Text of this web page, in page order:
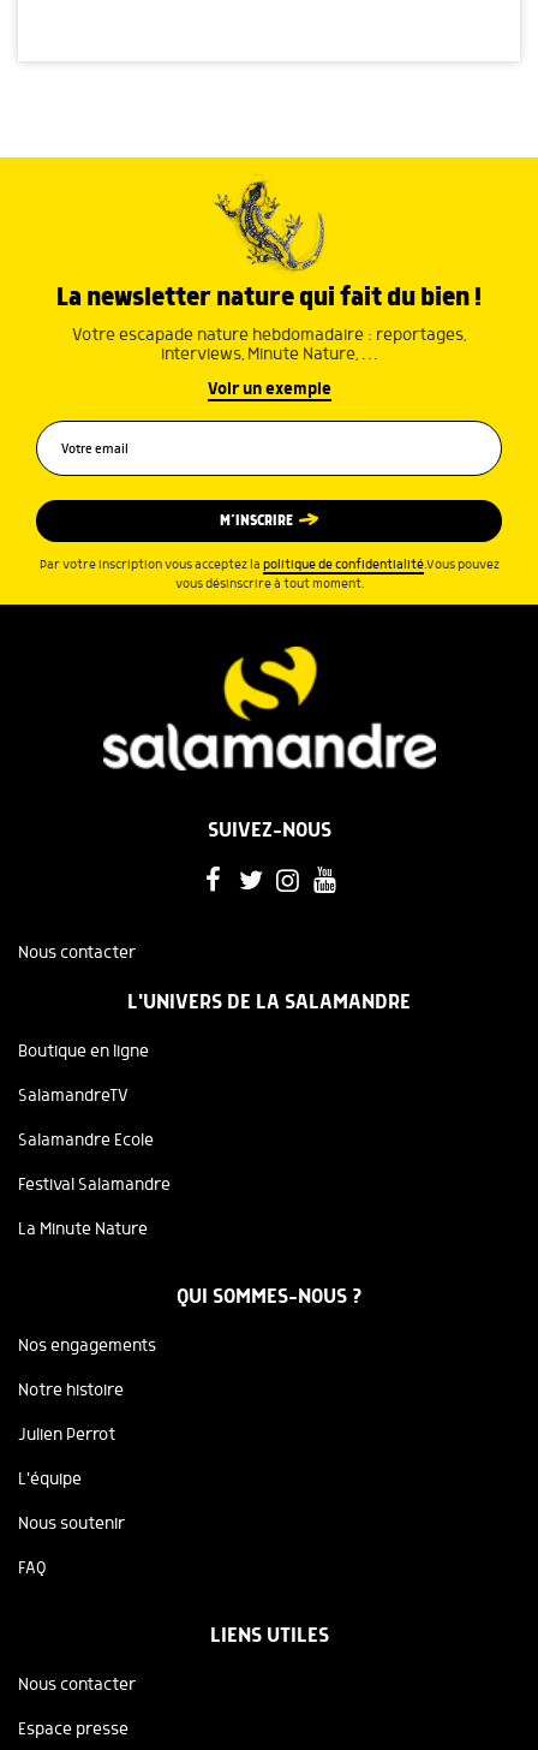
La newsletter nature qui fait du bien !
Votre escapade nature hebdomadaire : reportages,
interviews, Minute Nature, …
Voir un exemple
M’INSCRIRE
Par votre inscription vous acceptez la politique de confidentialité.Vous pouvez
vous désinscrire à tout moment.
SUIVEZ-NOUS
Nous contacter
L'UNIVERS DE LA SALAMANDRE
Boutique en ligne
SalamandreTV
Salamandre Ecole
Festival Salamandre
La Minute Nature
QUI SOMMES-NOUS ?
Nos engagements
Notre histoire
Julien Perrot
L'équipe
Nous soutenir
FAQ
LIENS UTILES
Nous contacter
Espace presse